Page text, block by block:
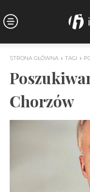
STRONA GŁÓWNA TAGI
Chorzów